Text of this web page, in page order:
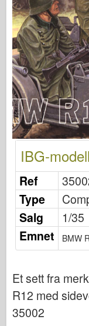
Osprey
Skvadron
TankPower
Lastebiler
Waffen-
Maquettes
Academy
Ace Modeller
AFV Klubb
Airfix
Luftforsvaret
AZ Modell
Svart Hund
Cyber-Hobby
Dnepromodel
IBG-
Ref
Type
Salg
1/35
Emnet
BMW
Et sett fra
R12 med
35002